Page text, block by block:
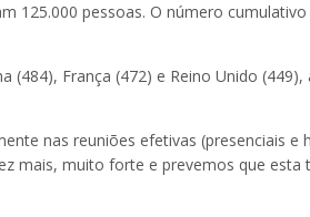
pessoas. O número
França (472) e Reino Unido
nas reuniões efetivas (presenciais e
mais, muito forte e prevemos que esta